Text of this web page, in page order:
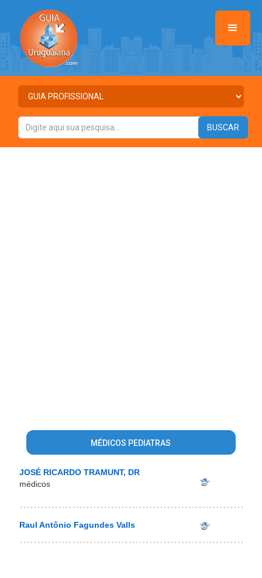
MÉDICOS PEDIATRAS
JOSÉ RICARDO TRAMUNT, DR
médicos
Raul Antônio Fagundes Valls